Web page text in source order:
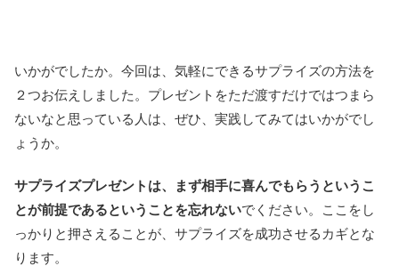
いかがでしたか。今回は、気軽にできるサプライズの方法を
２つお伝えしました。プレゼントをただ渡すだけではつまら
ないなと思っている人は、ぜひ、実践してみてはいかがでし
ょうか。
サプライズプレゼントは、まず相手に喜んでもらうというこ
とが前提であるということを忘れないでください。ここをし
っかりと押さえることが、サプライズを成功させるカギとな
ります。